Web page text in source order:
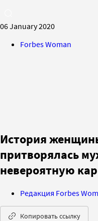
06 January 2020
Forbes Woman
История
притворялась
невероятную
Редакция Forbes
Копировать ссылку